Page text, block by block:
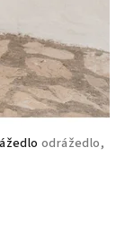
odrážedlo,